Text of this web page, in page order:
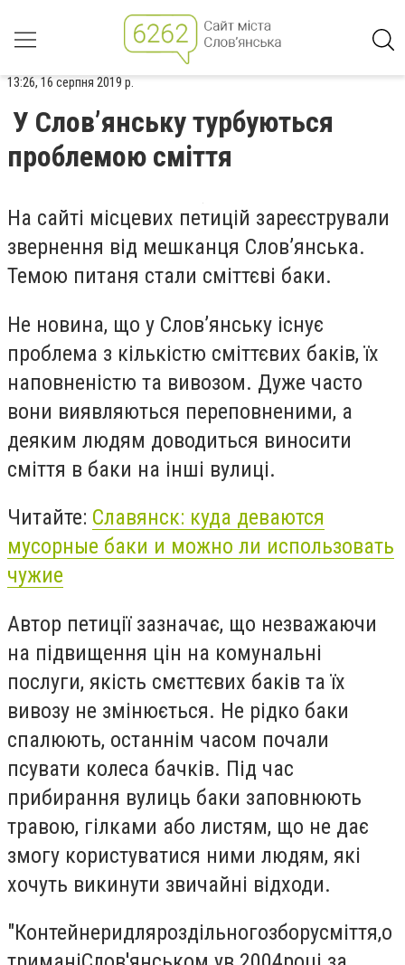
13:26, 16 серпня 2019 р.
У Слов’янську турбуються
проблемою сміття
На сайті місцевих петицій зареєстрували
звернення від мешканця Слов’янська.
Темою питаня стали сміттєві баки.
Не новина, що у Слов’янську існує
проблема з кількістю сміттєвих баків, їх
наповненістю та вивозом. Дуже часто
вони виявляються переповненими, а
деяким людям доводиться виносити
сміття в баки на інші вулиці.
Читайте: Славянск: куда деваются
мусорные баки и можно ли использовать
чужие
Автор петиції зазначає, що незважаючи
на підвищення цін на комунальні
послуги, якість смєттєвих баків та їх
вивозу не змінюється. Не рідко баки
спалюють, останнім часом почали
псувати колеса бачків. Під час
прибирання вулиць баки заповнюють
травою, гілками або листям, що не дає
змогу користуватися ними людям, які
хочуть викинути звичайні відходи.
"Контейнеридляроздільногозборусміття,о